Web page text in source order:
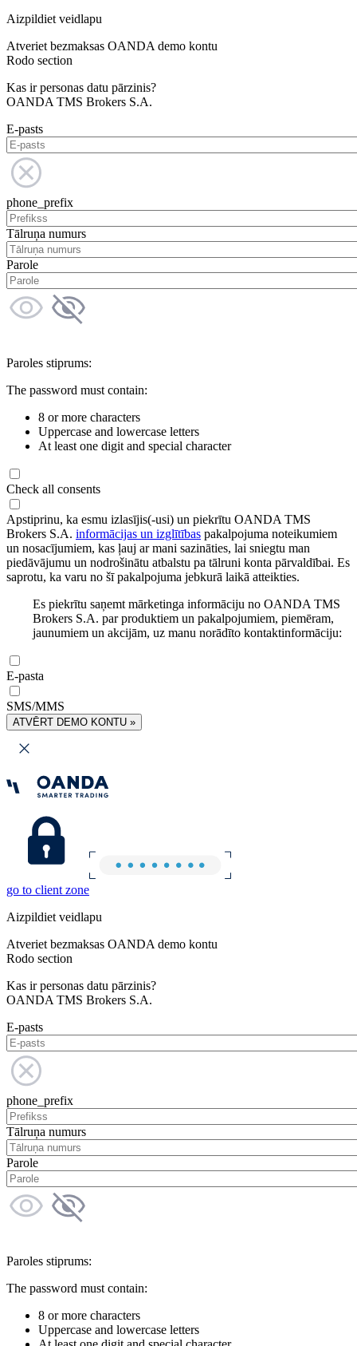
Aizpildiet veidlapu
Atveriet bezmaksas OANDA demo kontu
Rodo section
Kas ir personas datu pārzinis?
OANDA TMS Brokers S.A.
E-pasts
phone_prefix
Tālruņa numurs
Parole
Paroles stiprums:
The password must contain:
8 or more characters
Uppercase and lowercase letters
At least one digit and special character
Check all consents
Apstiprinu, ka esmu izlasījis(-usi) un piekrītu OANDA TMS
Brokers S.A. informācijas un izglītības pakalpojuma noteikumiem
un nosacījumiem, kas ļauj ar mani sazināties, lai sniegtu man
piedāvājumu un nodrošinātu atbalstu pa tālruni konta pārvaldībai. Es
saprotu, ka varu no šī pakalpojuma jebkurā laikā atteikties.
Es piekrītu saņemt mārketinga informāciju no OANDA TMS
Brokers S.A. par produktiem un pakalpojumiem, piemēram,
jaunumiem un akcijām, uz manu norādīto kontaktinformāciju:
E-pasta
SMS/MMS
ATVĒRT DEMO KONTU »
go to client zone
Aizpildiet veidlapu
Atveriet bezmaksas OANDA demo kontu
Rodo section
Kas ir personas datu pārzinis?
OANDA TMS Brokers S.A.
E-pasts
phone_prefix
Tālruņa numurs
Parole
Paroles stiprums:
The password must contain:
8 or more characters
Uppercase and lowercase letters